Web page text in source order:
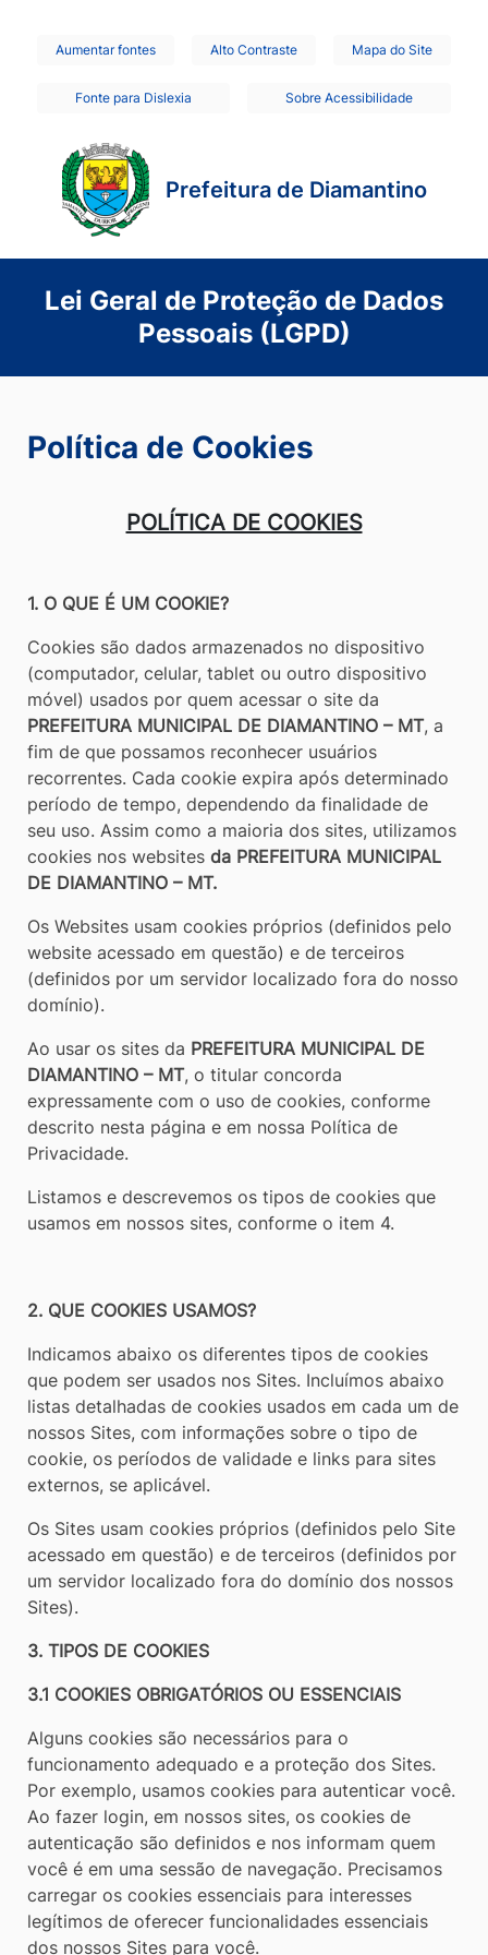
Seção
atalhos
links
acessibilidade
conteúdo
[alt+1]
menu
a
busca
o
[alt+4]
Aumentar fontes Alto Contraste Mapa do Site
Fonte para Dislexia Sobre Acessibilidade
Prefeitura de Diamantino
Lei Geral de Proteção de Dados
Pessoais (LGPD)
Política de Cookies
POLÍTICA DE COOKIES
1. O QUE É UM COOKIE?
Cookies são dados armazenados no dispositivo
(computador, celular, tablet ou outro dispositivo
móvel) usados por quem acessar o site da
PREFEITURA MUNICIPAL DE DIAMANTINO – MT, a
fim de que possamos reconhecer usuários
recorrentes. Cada cookie expira após determinado
período de tempo, dependendo da finalidade de
seu uso. Assim como a maioria dos sites, utilizamos
cookies nos websites da PREFEITURA MUNICIPAL
DE DIAMANTINO – MT.
Os Websites usam cookies próprios (definidos pelo
website acessado em questão) e de terceiros
(definidos por um servidor localizado fora do nosso
domínio).
Ao usar os sites da PREFEITURA MUNICIPAL DE
DIAMANTINO – MT, o titular concorda
expressamente com o uso de cookies, conforme
descrito nesta página e em nossa Política de
Privacidade.
Listamos e descrevemos os tipos de cookies que
usamos em nossos sites, conforme o item 4.
2. QUE COOKIES USAMOS?
Indicamos abaixo os diferentes tipos de cookies
que podem ser usados nos Sites. Incluímos abaixo
listas detalhadas de cookies usados em cada um de
nossos Sites, com informações sobre o tipo de
cookie, os períodos de validade e links para sites
externos, se aplicável.
Os Sites usam cookies próprios (definidos pelo Site
acessado em questão) e de terceiros (definidos por
um servidor localizado fora do domínio dos nossos
Sites).
3. TIPOS DE COOKIES
3.1 COOKIES OBRIGATÓRIOS OU ESSENCIAIS
Alguns cookies são necessários para o
funcionamento adequado e a proteção dos Sites.
Por exemplo, usamos cookies para autenticar você.
Ao fazer login, em nossos sites, os cookies de
autenticação são definidos e nos informam quem
você é em uma sessão de navegação. Precisamos
carregar os cookies essenciais para interesses
legítimos de oferecer funcionalidades essenciais
dos nossos Sites para você.